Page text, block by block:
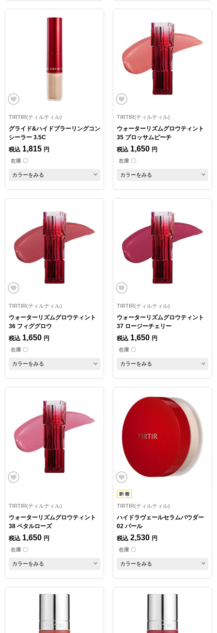
TIRTIR(ティルティル)
グライド&ハイドブラーリングコン
シーラー 3.5C
税込 1,815 円
在庫 〇
カラーをみる
TIRTIR(ティルティル)
ウォーターリズムグロウティント
35 ブロッサムピーチ
税込 1,650 円
在庫 〇
カラーをみる
TIRTIR(ティルティル)
ウォーターリズムグロウティント
36 フィググロウ
税込 1,650 円
在庫 〇
カラーをみる
TIRTIR(ティルティル)
ウォーターリズムグロウティント
37 ロージーチェリー
税込 1,650 円
在庫 〇
カラーをみる
TIRTIR(ティルティル)
ウォーターリズムグロウティント
38 ペタルローズ
税込 1,650 円
在庫 〇
カラーをみる
TIRTIR(ティルティル)
ハイドラヴェールセラムパウダー
02 パール
税込 2,530 円
在庫 〇
カラーをみる